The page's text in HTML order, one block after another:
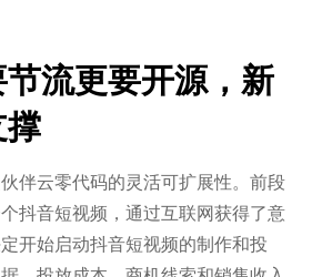
流更要开源，新
伴云零代码的灵活可扩展性。前段
抖音短视频，通过互联网获得了意
开始启动抖音短视频的制作和投